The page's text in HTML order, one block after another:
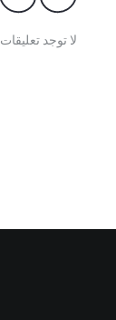
لا توجد تعليقات